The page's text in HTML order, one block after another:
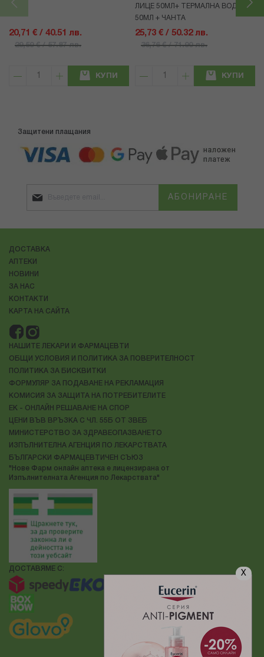
X
20,71 € / 40.51 лв.
29,59 € / 57.87 лв.
КУПИ
ЛИЦЕ 50МЛ+ ТЕРМАЛНА ВОДА
50МЛ + ЧАНТА
25,73 € / 50.32 лв.
36,76 € / 71.90 лв.
КУПИ
Защитени плащания
АБОНИРАНЕ
ДОСТАВКА
АПТЕКИ
НОВИНИ
ЗА НАС
КОНТАКТИ
КАРТА НА САЙТА
НАШИТЕ ЛЕКАРИ И ФАРМАЦЕВТИ
ОБЩИ УСЛОВИЯ И ПОЛИТИКА ЗА ПОВЕРИТЕЛНОСТ
ПОЛИТИКА ЗА БИСКВИТКИ
ФОРМУЛЯР ЗА ПОДАВАНЕ НА РЕКЛАМАЦИЯ
КОМИСИЯ ЗА ЗАЩИТА НА ПОТРЕБИТЕЛИТЕ
ЕК - ОНЛАЙН РЕШАВАНЕ НА СПОР
ЦЕНИ ВЪВ ВРЪЗКА С ЧЛ. 55Б ОТ ЗВЕБ
МИНИСТЕРСТВО ЗА ЗДРАВЕОПАЗВАНЕТО
ИЗПЪЛНИТЕЛНА АГЕНЦИЯ ПО ЛЕКАРСТВАТА
БЪЛГАРСКИ ФАРМАЦЕВТИЧЕН СЪЮЗ
"Нове Фарм онлайн аптека е лицензирана от
Изпълнителната Агенция по Лекарствата"
ДОСТАВЯМЕ С: